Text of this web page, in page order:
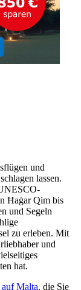
und
lassen.
Ħaġar Qim bis
und Segeln
zu erleben. Mit
und
hat.
Malta, die Sie